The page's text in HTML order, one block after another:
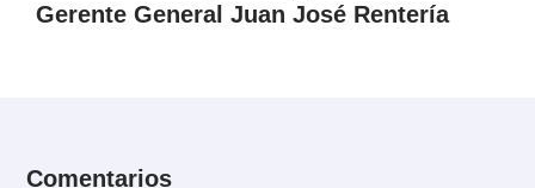
Gerente General Juan José Rentería
Comentarios